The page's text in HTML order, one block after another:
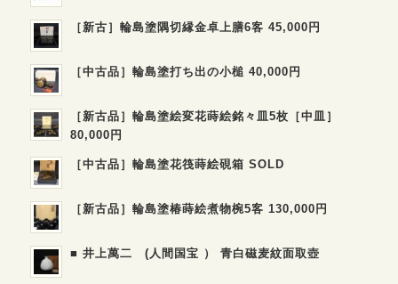
［新古］輪島塗隅切縁金卓上膳6客 45,000円
［中古品］輪島塗打ち出の小槌 40,000円
［新古品］輪島塗絵変花蒔絵銘々皿5枚［中皿］
80,000円
［中古品］輪島塗花筏蒔絵硯箱 SOLD
［新古品］輪島塗椿蒔絵煮物椀5客 130,000円
■ 井上萬二 (人間国宝 ） 青白磁麦紋面取壺